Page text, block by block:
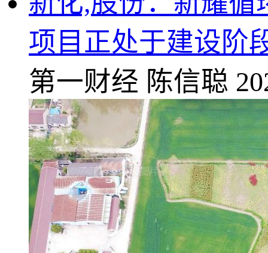
项目正处于建设阶
第一财经 陈信聪